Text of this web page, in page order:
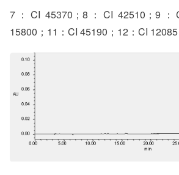
7：CI 45370；8：CI 42510；9：
15800；11：CI 45190；12：CI 12085